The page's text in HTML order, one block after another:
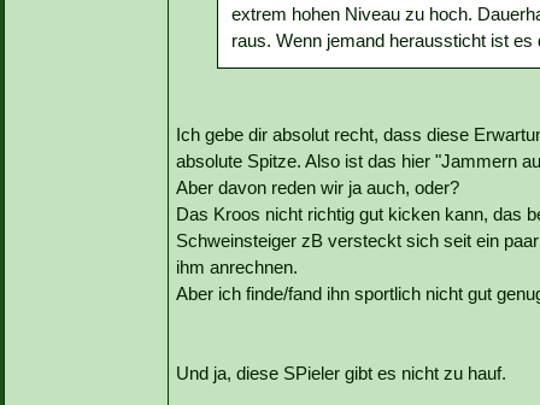
extrem hohen Niveau zu hoch.
raus. Wenn jemand heraussticht ist
Ich gebe dir absolut recht, dass diese
absolute Spitze. Also ist das hier "Jammern
Aber davon reden wir ja auch, oder?
Das Kroos nicht richtig gut kicken kann, das
Schweinsteiger zB versteckt sich seit ein
ihm anrechnen.
Aber ich finde/fand ihn sportlich nicht gut
Und ja, diese SPieler gibt es nicht zu hauf.